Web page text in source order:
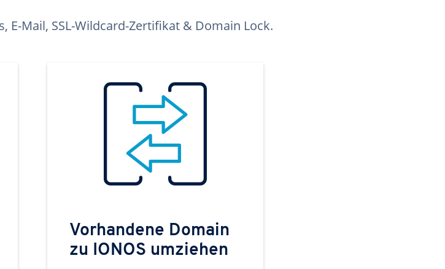
E-Mail, SSL-Wildcard-Zertifikat & Domain Lock.
Vorhandene Domain
zu IONOS umziehen